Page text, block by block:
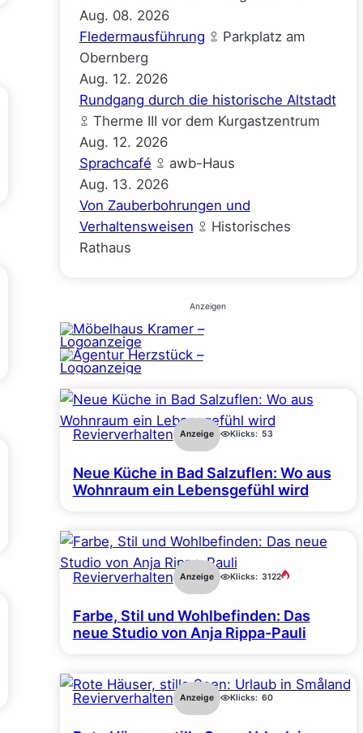
Aug. 08. 2026
Fledermausführung
Parkplatz am
Obernberg
Aug. 12. 2026
Rundgang durch die historische Altstadt
Therme III vor dem Kurgastzentrum
Aug. 12. 2026
Sprachcafé
awb-Haus
Aug. 13. 2026
Von Zauberbohrungen und
Verhaltensweisen
Historisches
Rathaus
Anzeigen
Revierverhalten Anzeige Klicks: 53
Neue Küche in Bad Salzuflen: Wo aus
Wohnraum ein Lebensgefühl wird
Revierverhalten Anzeige Klicks: 3122
Farbe, Stil und Wohlbefinden: Das
neue Studio von Anja Rippa-Pauli
Revierverhalten Anzeige Klicks: 60